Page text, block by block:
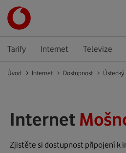
Tarify Internet Televize
Úvod Internet Dostupnost Ústecký
Internet
Zjistěte si dostupnost připojení k